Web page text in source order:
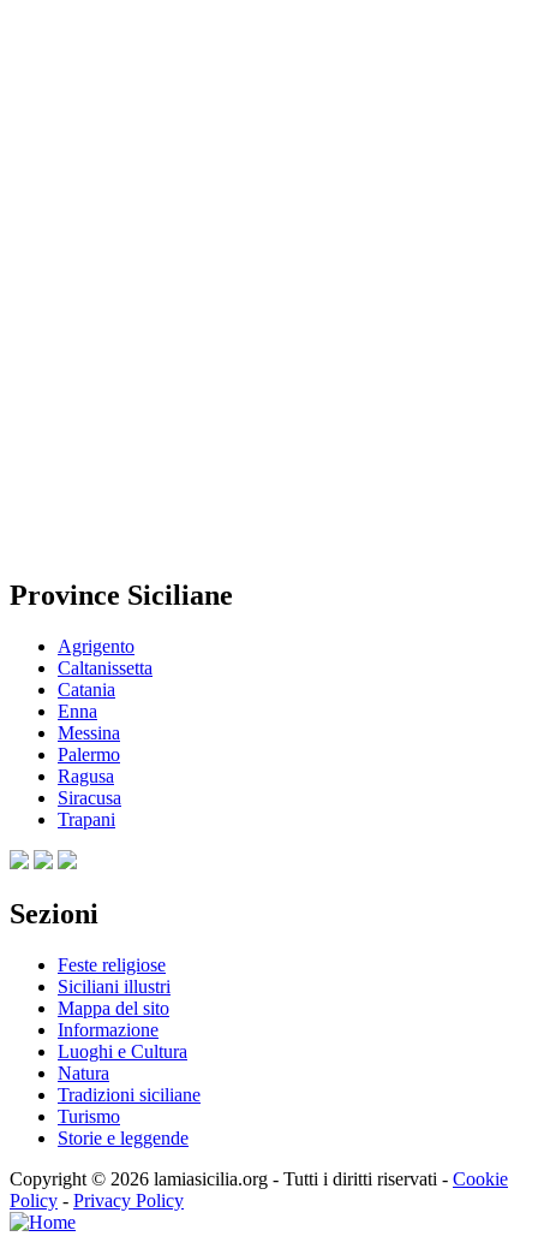
Province Siciliane
Agrigento
Caltanissetta
Catania
Enna
Messina
Palermo
Ragusa
Siracusa
Trapani
Sezioni
Feste religiose
Siciliani illustri
Mappa del sito
Informazione
Luoghi e Cultura
Natura
Tradizioni siciliane
Turismo
Storie e leggende
Copyright © 2026 lamiasicilia.org - Tutti i diritti riservati - Cookie
Policy - Privacy Policy